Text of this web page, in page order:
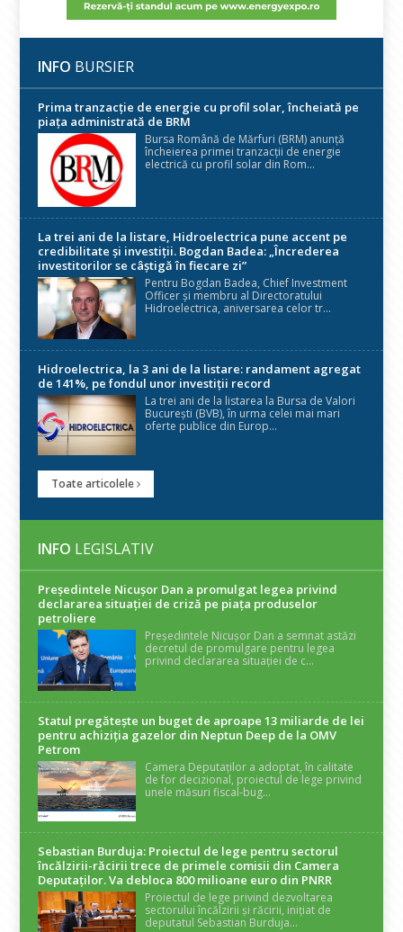
INFO BURSIER
Prima tranzacție de energie cu profil solar, încheiată pe
piața administrată de BRM
Bursa Română de Mărfuri (BRM) anunță
încheierea primei tranzacții de energie
electrică cu profil solar din Rom...
La trei ani de la listare, Hidroelectrica pune accent pe
credibilitate și investiții. Bogdan Badea: „Încrederea
investitorilor se câștigă în fiecare zi”
Pentru Bogdan Badea, Chief Investment
Officer și membru al Directoratului
Hidroelectrica, aniversarea celor tr...
Hidroelectrica, la 3 ani de la listare: randament agregat
de 141%, pe fondul unor investiții record
La trei ani de la listarea la Bursa de Valori
București (BVB), în urma celei mai mari
oferte publice din Europ...
Toate articolele
INFO LEGISLATIV
Președintele Nicuşor Dan a promulgat legea privind
declararea situaţiei de criză pe piaţa produselor
petroliere
Președintele Nicușor Dan a semnat astăzi
decretul de promulgare pentru legea
privind declararea situației de c...
Statul pregătește un buget de aproape 13 miliarde de lei
pentru achiziția gazelor din Neptun Deep de la OMV
Petrom
Camera Deputaților a adoptat, în calitate
de for decizional, proiectul de lege privind
unele măsuri fiscal-bug...
Sebastian Burduja: Proiectul de lege pentru sectorul
încălzirii-răcirii trece de primele comisii din Camera
Deputaților. Va debloca 800 milioane euro din PNRR
Proiectul de lege privind dezvoltarea
sectorului încălzirii și răcirii, inițiat de
deputatul Sebastian Burduja...